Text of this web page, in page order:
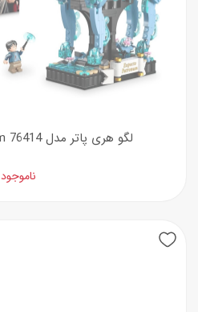
لگو هری پاتر مدل 76414 Expecto Patronum
ناموجود